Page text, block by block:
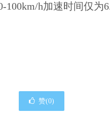
h加速时间仅为
赞(0)